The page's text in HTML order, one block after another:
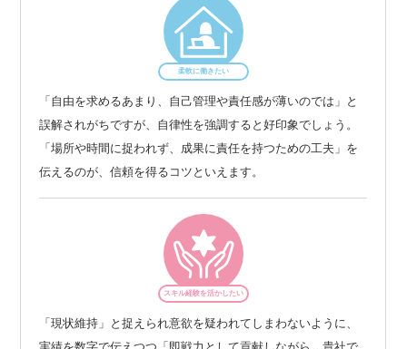
柔軟に働きたい
「自由を求めるあまり、自己管理や責任感が薄いのでは」と
誤解されがちですが、自律性を強調すると好印象でしょう。
「場所や時間に捉われず、成果に責任を持つための工夫」を
伝えるのが、信頼を得るコツといえます。
スキル経験を活かしたい
「現状維持」と捉えられ意欲を疑われてしまわないように、